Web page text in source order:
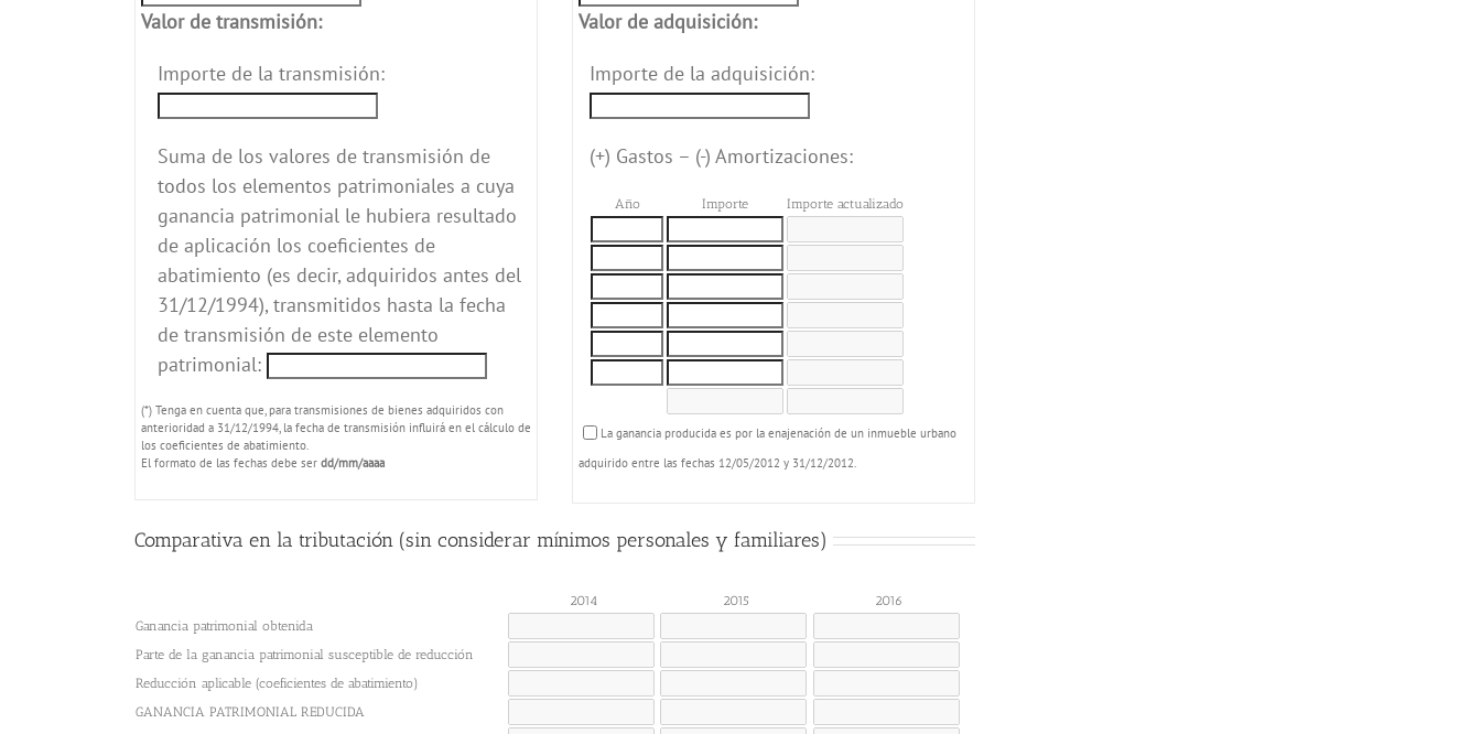
Valor de transmisión:
Importe de la transmisión:
Suma de los valores de transmisión de
todos los elementos patrimoniales a cuya
ganancia patrimonial le hubiera resultado
de aplicación los coeficientes de
abatimiento (es decir, adquiridos antes del
31/12/1994), transmitidos hasta la fecha
de transmisión de este elemento
patrimonial:
(*) Tenga en cuenta que, para transmisiones de bienes adquiridos con
anterioridad a 31/12/1994, la fecha de transmisión influirá en el cálculo de
los coeficientes de abatimiento.
El formato de las fechas debe ser dd/mm/aaaa
Valor de adquisición:
Importe de la adquisición:
(+) Gastos – (-) Amortizaciones:
Año Importe Importe actualizado
La ganancia producida es por la enajenación de un inmueble urbano
adquirido entre las fechas 12/05/2012 y 31/12/2012.
Comparativa en la tributación (sin considerar mínimos personales y familiares)
2014 2015
2016
Ganancia patrimonial obtenida
Parte de la ganancia patrimonial susceptible de reducción
Reducción aplicable (coeficientes de abatimiento)
GANANCIA PATRIMONIAL REDUCIDA